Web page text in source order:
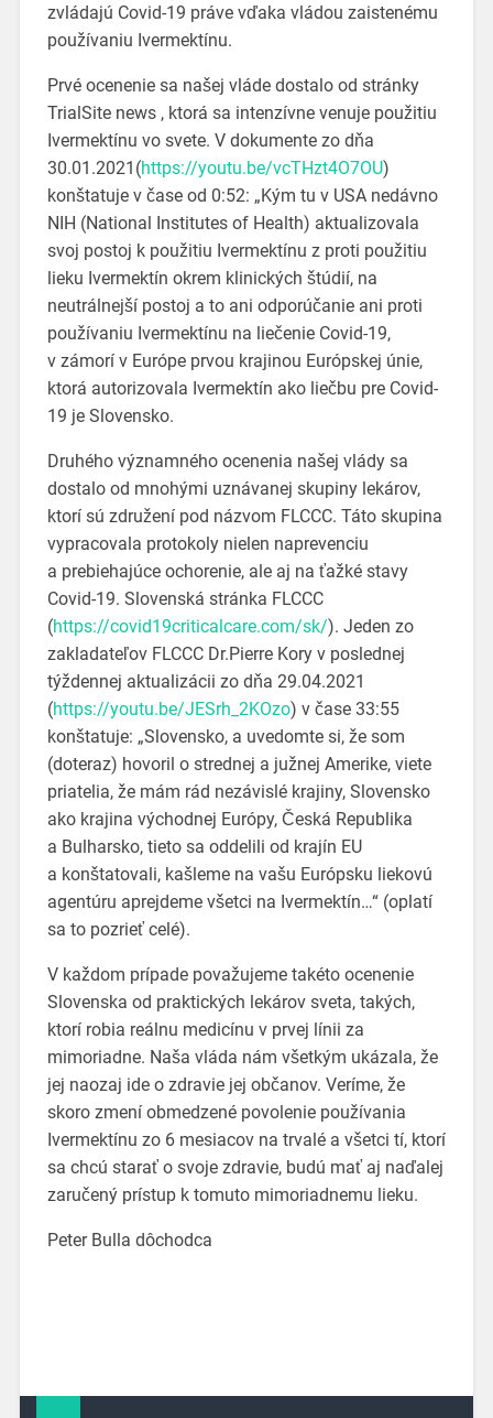
zvládajú Covid-19 práve vďaka vládou zaistenému
používaniu Ivermektínu.
Prvé ocenenie sa našej vláde dostalo od stránky
TrialSite news , ktorá sa intenzívne venuje použitiu
Ivermektínu vo svete. V dokumente zo dňa
30.01.2021(https://youtu.be/vcTHzt4O7OU)
konštatuje v čase od 0:52: „Kým tu v USA nedávno
NIH (National Institutes of Health) aktualizovala
svoj postoj k použitiu Ivermektínu z proti použitiu
lieku Ivermektín okrem klinických štúdií, na
neutrálnejší postoj a to ani odporúčanie ani proti
používaniu Ivermektínu na liečenie Covid-19,
v zámorí v Európe prvou krajinou Európskej únie,
ktorá autorizovala Ivermektín ako liečbu pre Covid-
19 je Slovensko.
Druhého významného ocenenia našej vlády sa
dostalo od mnohými uznávanej skupiny lekárov,
ktorí sú združení pod názvom FLCCC. Táto skupina
vypracovala protokoly nielen naprevenciu
a prebiehajúce ochorenie, ale aj na ťažké stavy
Covid-19. Slovenská stránka FLCCC
(https://covid19criticalcare.com/sk/). Jeden zo
zakladateľov FLCCC Dr.Pierre Kory v poslednej
týždennej aktualizácii zo dňa 29.04.2021
(https://youtu.be/JESrh_2KOzo) v čase 33:55
konštatuje: „Slovensko, a uvedomte si, že som
(doteraz) hovoril o strednej a južnej Amerike, viete
priatelia, že mám rád nezávislé krajiny, Slovensko
ako krajina východnej Európy, Česká Republika
a Bulharsko, tieto sa oddelili od krajín EU
a konštatovali, kašleme na vašu Európsku liekovú
agentúru aprejdeme všetci na Ivermektín…“ (oplatí
sa to pozrieť celé).
V každom prípade považujeme takéto ocenenie
Slovenska od praktických lekárov sveta, takých,
ktorí robia reálnu medicínu v prvej línii za
mimoriadne. Naša vláda nám všetkým ukázala, že
jej naozaj ide o zdravie jej občanov. Veríme, že
skoro zmení obmedzené povolenie používania
Ivermektínu zo 6 mesiacov na trvalé a všetci tí, ktorí
sa chcú starať o svoje zdravie, budú mať aj naďalej
zaručený prístup k tomuto mimoriadnemu lieku.
Peter Bulla dôchodca